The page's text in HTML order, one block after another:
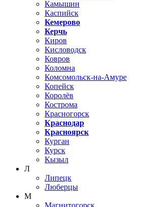
Камышин
Каспийск
Кемерово
Керчь
Киров
Кисловодск
Ковров
Коломна
Комсомольск-на-Амуре
Копейск
Королёв
Кострома
Красногорск
Краснодар
Красноярск
Курган
Курск
Кызыл
Л
Липецк
Люберцы
М